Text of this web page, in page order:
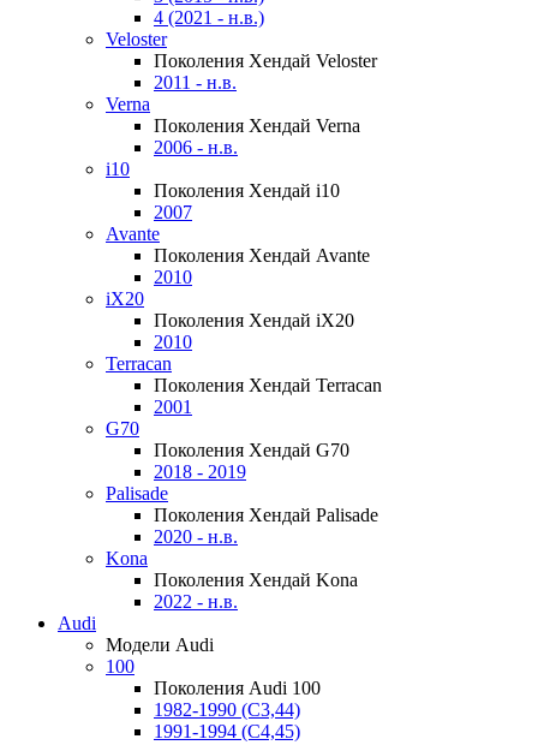
4 (2021 - н.в.)
Veloster
Поколения Хендай Veloster
2011 - н.в.
Verna
Поколения Хендай Verna
2006 - н.в.
i10
Поколения Хендай i10
2007
Avante
Поколения Хендай Avante
2010
iX20
Поколения Хендай iX20
2010
Terracan
Поколения Хендай Terracan
2001
G70
Поколения Хендай G70
2018 - 2019
Palisade
Поколения Хендай Palisade
2020 - н.в.
Kona
Поколения Хендай Kona
2022 - н.в.
Audi
Модели Audi
100
Поколения Audi 100
1982-1990 (С3,44)
1991-1994 (С4,45)